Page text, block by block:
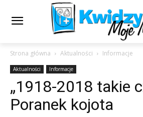
Strona główna Aktualności Informacje
Aktualności Informacje
„1918-2018 takie
Poranek kojota